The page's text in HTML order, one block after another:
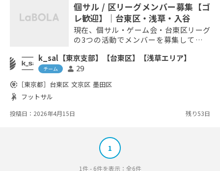
個サル / 区リーグメンバー募集【ゴ
レ歓迎】｜台東区・浅草・入谷
現在、個サル・ゲーム会・台東区リーグ
の3つの活動でメンバーを募集していま
（屋外@入谷 チーム所属不要、参加自
由） ゲーム会：土日・月2回ほど @台
東区体育館 台東区リーグ：月1(月末日
曜)、年9回 @台東区体育館 区リーグ
したプレー志向の方にオススメ ゴレイ
ロ大歓迎！（現在FPが兼任） ...
k_sal【東京支部】【台東区】【浅草エリア】
チーム person 29
share_location ［東京都］ 台東区 文京区 墨田区
sports_handball フットサル
投稿日：2026年4月15日 残り53日
1
1件 - 6件を表示：全6件